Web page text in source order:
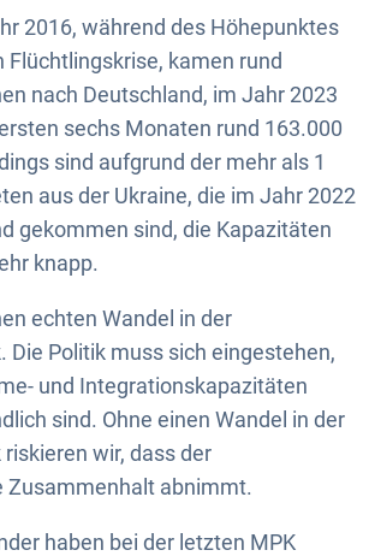
2016, während des Höhepunktes
Flüchtlingskrise, kamen rund
nach Deutschland, im Jahr 2023
sechs Monaten rund 163.000
sind aufgrund der mehr als 1
aus der Ukraine, die im Jahr 2022
gekommen sind, die Kapazitäten
knapp.
echten Wandel in der
Die Politik muss sich eingestehen,
und Integrationskapazitäten
sind. Ohne einen Wandel in der
wir, dass der
Zusammenhalt abnimmt.
haben bei der letzten MPK